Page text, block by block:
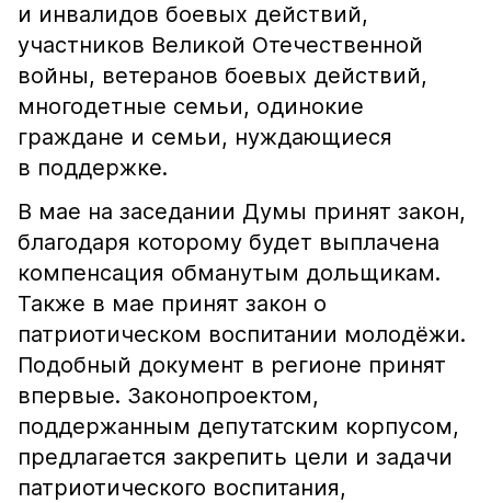
и инвалидов боевых действий,
участников Великой Отечественной
войны, ветеранов боевых действий,
многодетные семьи, одинокие
граждане и семьи, нуждающиеся
в поддержке.
В мае на заседании Думы принят закон,
благодаря которому будет выплачена
компенсация обманутым дольщикам.
Также в мае принят закон о
патриотическом воспитании молодёжи.
Подобный документ в регионе принят
впервые. Законопроектом,
поддержанным депутатским корпусом,
предлагается закрепить цели и задачи
патриотического воспитания,